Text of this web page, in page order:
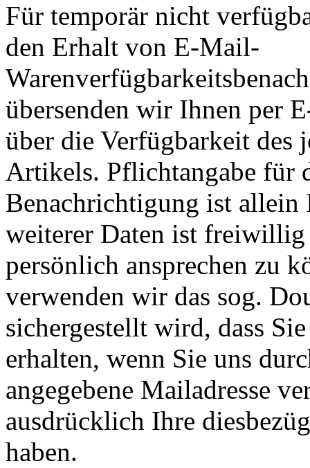
Für temporär nicht
den Erhalt von E-Mail-
übersenden wir Ihnen per
über die Verfügbarkeit des
Artikels. Pflichtangabe für
Benachrichtigung ist allein
weiterer Daten ist
persönlich ansprechen zu
verwenden wir das sog.
sichergestellt wird, dass
erhalten, wenn Sie uns
angegebene Mailadresse
ausdrücklich Ihre
haben.